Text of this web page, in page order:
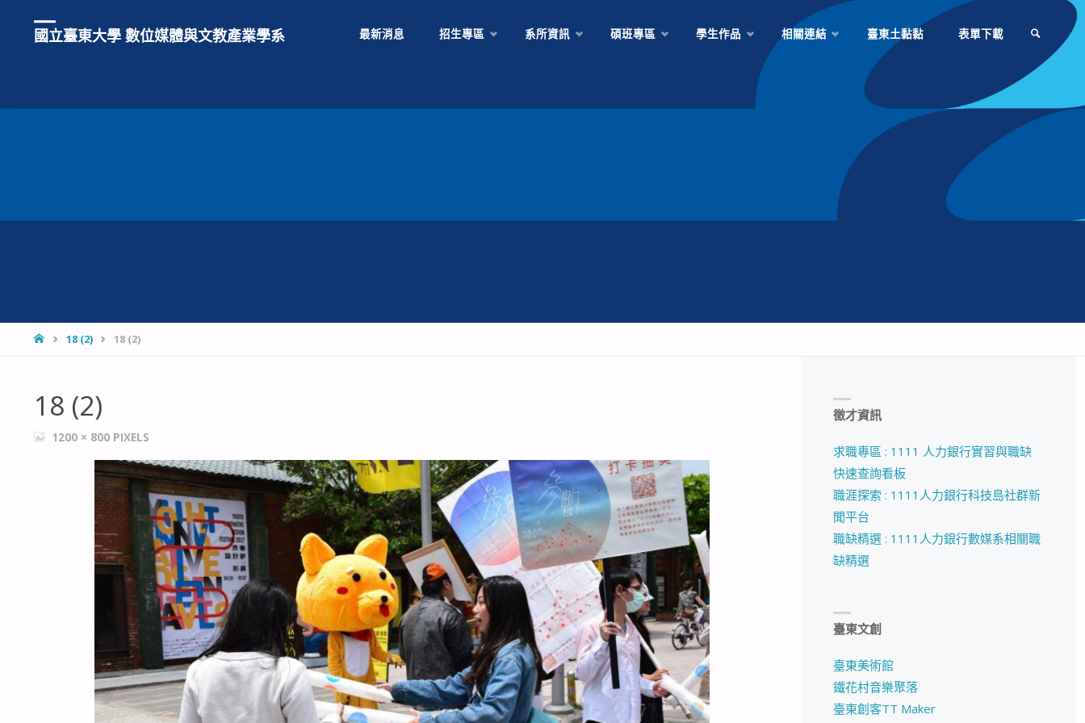
國立臺東大學 數位媒體與文教產業學系 最新消息 招生專區 系所資訊 碩班專區 學生作品 相關連結 臺東土黏黏 表單下載
HOME18 (2) 18 (2)
18 (2)
FULL1200 × 800 PIXELS
徵才資訊
求職專區 : 1111 人力銀行實習與職缺
快速查詢看板
職涯探索 : 1111人力銀行科技島社群新
聞平台
職缺精選 : 1111人力銀行數媒系相關職
缺精選
臺東文創
臺東美術館
鐵花村音樂聚落
臺東創客TT Maker